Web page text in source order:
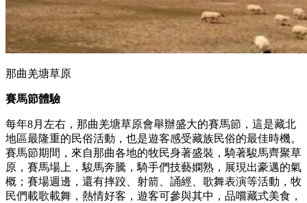
那曲羌塘草原
賽馬節體驗
每年8月左右，那曲羌塘草原會舉辦盛大的賽馬節，這是藏北
地區最隆重的民俗活動，也是遊客感受藏族民俗的最佳時機。
賽馬節期間，來自那曲各地的牧民身著盛裝，騎著駿馬齊聚草
原，賽馬場上，駿馬奔騰，騎手們技藝嫻熟，展現出豪邁的氣
概；賽場週邊，還有摔跤、射箭、誦經、歌舞表演等活動，牧
民們載歌載舞，熱情好客，遊客可參與其中，品嚐藏式美食，